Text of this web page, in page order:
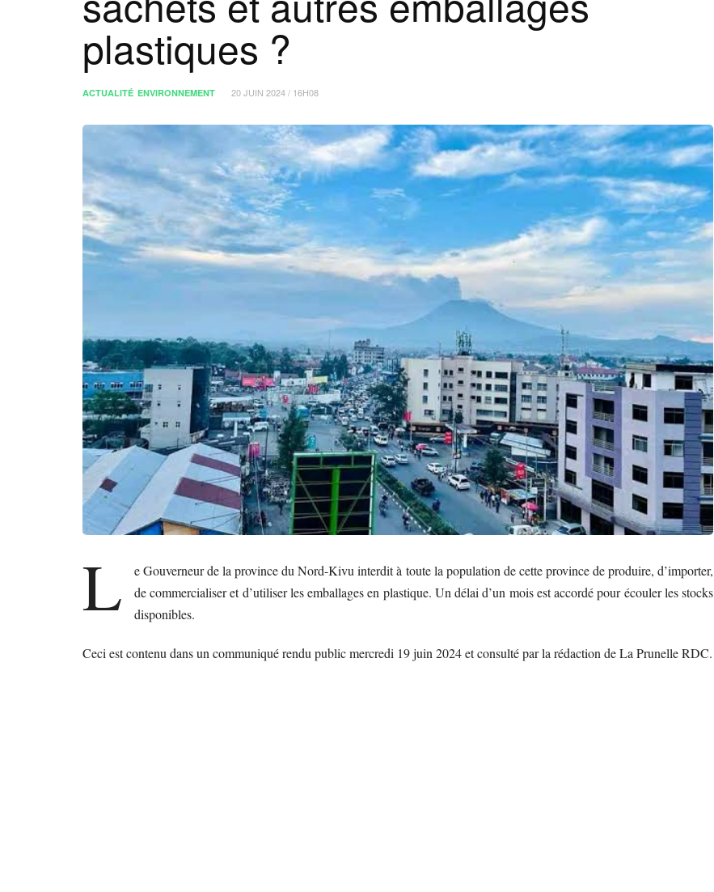
plastiques ?
ACTUALITÉ ENVIRONNEMENT 20 JUIN 2024 / 16H08
L
e Gouverneur de la province du Nord-Kivu interdit à toute la population de cette province de produire, d’importer,
de commercialiser et d’utiliser les emballages en plastique. Un délai d’un mois est accordé pour écouler les stocks
disponibles.
Ceci est contenu dans un communiqué rendu public mercredi 19 juin 2024 et consulté par la rédaction de La Prunelle RDC.